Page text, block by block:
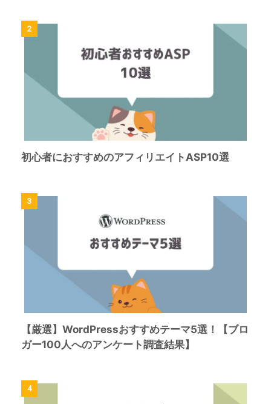
2
初心者におすすめのアフィリエイトASP10選
3
【厳選】WordPressおすすめテーマ5選！【ブロ
ガー100人へのアンケート調査結果】
4